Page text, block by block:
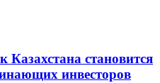
становится
инвесторов